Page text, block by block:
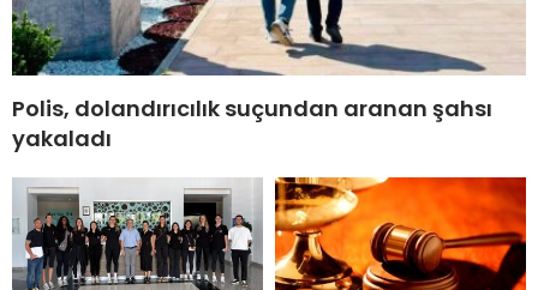
Polis, dolandırıcılık suçundan aranan şahsı
yakaladı